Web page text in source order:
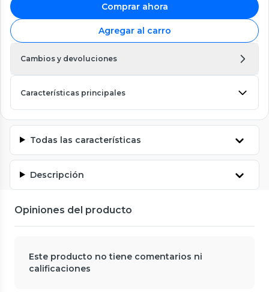
Comprar ahora
Agregar al carro
Cambios y devoluciones
Características principales
Todas las características
Descripción
Opiniones del producto
Este producto no tiene comentarios ni
calificaciones